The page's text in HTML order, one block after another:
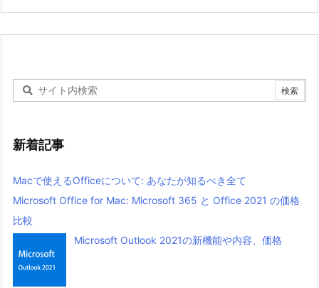
新着記事
Macで使えるOfficeについて: あなたが知るべき全て
Microsoft Office for Mac: Microsoft 365 と Office 2021 の価格
比較
Microsoft Outlook 2021の新機能や内容、価格